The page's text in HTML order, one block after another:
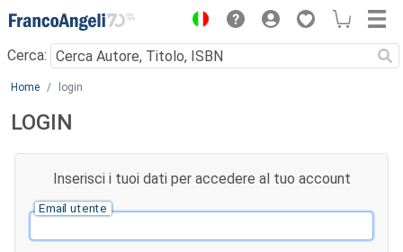
Menu
Cerca:
Main content
Home login
LOGIN
Inserisci i tuoi dati per accedere al tuo account
Email utente